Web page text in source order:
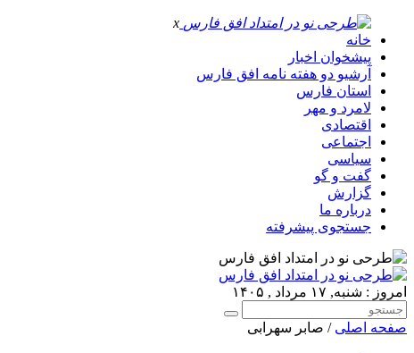
x
خانه
پیشخوان اخبار
آرشیو دو هفته نامه افق فارس
استان فارس
لامرد و مهر
اقتصادی
اجتماعی
سیاسی
گفت و گو
گزارش
درباره ما
جستجوی پیشرفته
امروز : شنبه, ۱۷ مرداد , ۱۴۰۵
صفحه اصلی / صابر سهرابی